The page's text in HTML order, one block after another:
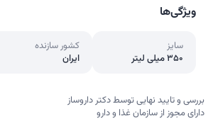
ویژگی‌ها
سایز
350 میلی لیتر
کشور سازنده
ایران
بررسی و تایید نهایی توسط دکتر داروساز
دارای مجوز از سازمان غذا و دارو